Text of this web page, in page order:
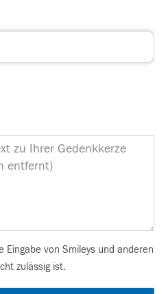
Eingabe von Smileys und anderen
zulässig ist.